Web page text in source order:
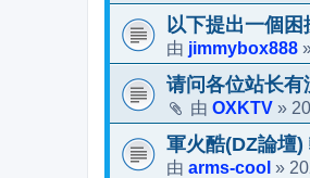
以下提出一個
由 jimmybox888
请问各位站长
由 OXKTV »
軍火酷(DZ論壇
由 arms-cool »